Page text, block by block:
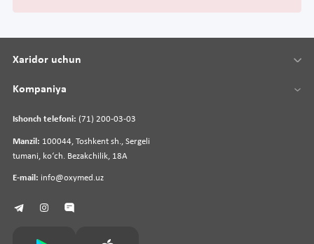
Ishonch telefoni: (71) 200-03-03
Manzil: 100044, Toshkent sh., Sergeli
tumani, koʻch. Bezakchilik, 18A
E-mail: info@oxymed.uz
Xaridor uchun
Kompaniya